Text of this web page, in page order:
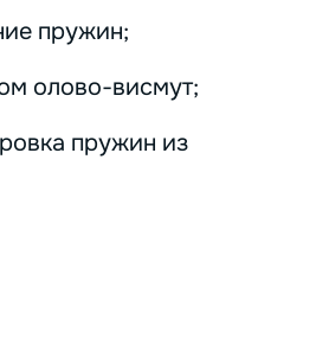
пружин;
олово-висмут;
пружин из